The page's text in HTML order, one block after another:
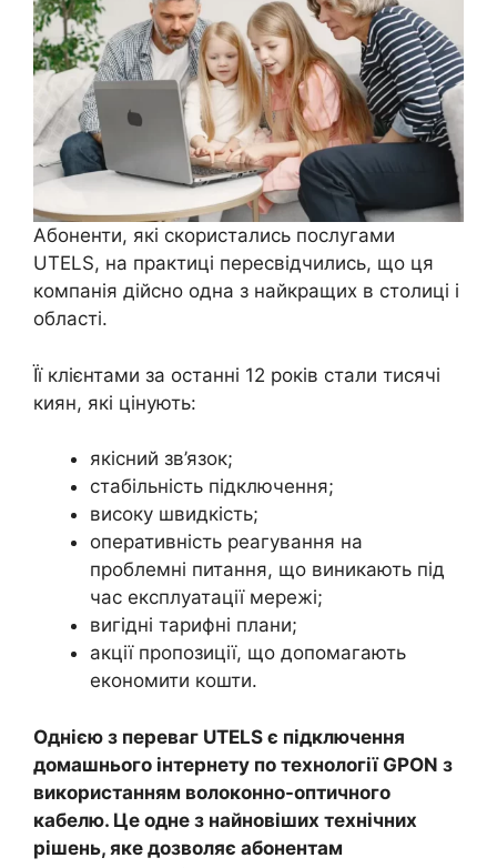
Абоненти, які скористались послугами
UTELS, на практиці пересвідчились, що ця
компанія дійсно одна з найкращих в столиці і
області.
Її клієнтами за останні 12 років стали тисячі
киян, які цінують:
якісний зв’язок;
стабільність підключення;
високу швидкість;
оперативність реагування на
проблемні питання, що виникають під
час експлуатації мережі;
вигідні тарифні плани;
акції пропозиції, що допомагають
економити кошти.
Однією з переваг UTELS є підключення
домашнього інтернету по технології GPON з
використанням волоконно-оптичного
кабелю. Це одне з найновіших технічних
рішень, яке дозволяє абонентам